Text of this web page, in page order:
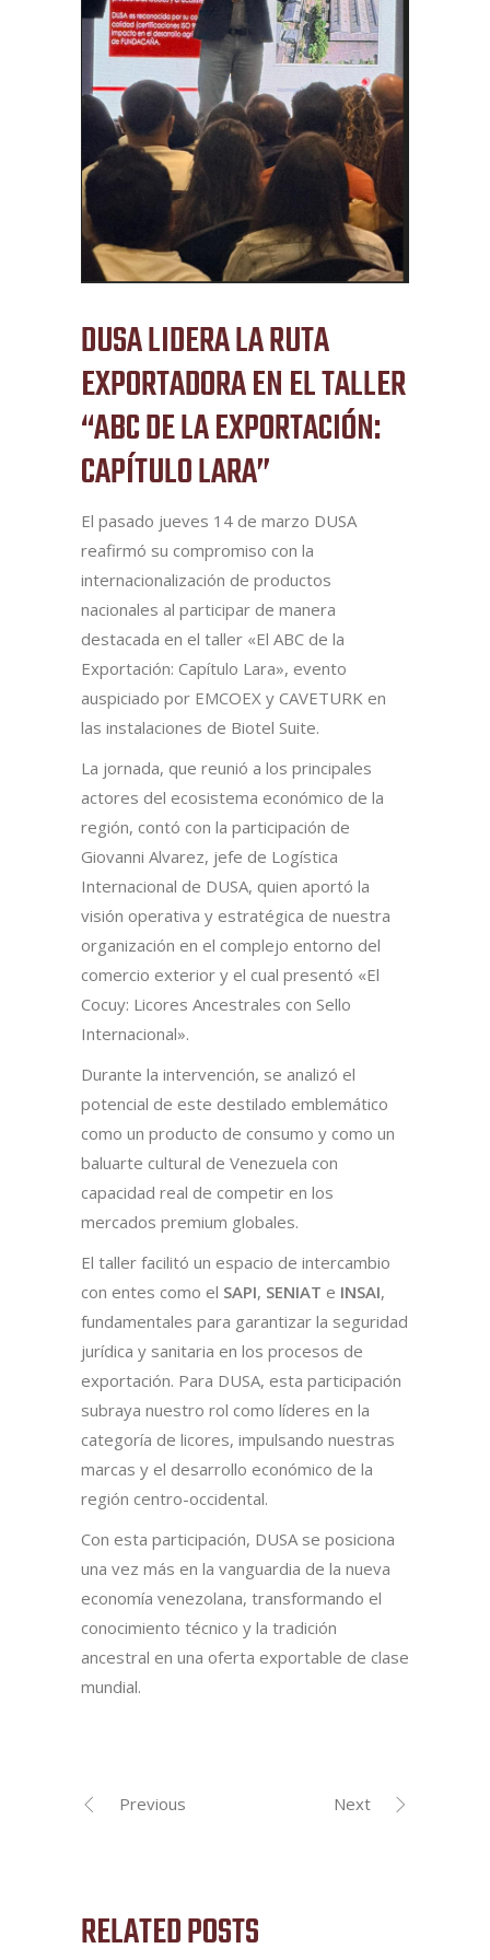
DUSA LIDERA LA RUTA
EXPORTADORA EN EL TALLER
“ABC DE LA EXPORTACIÓN:
CAPÍTULO LARA”
El pasado jueves 14 de marzo DUSA
reafirmó su compromiso con la
internacionalización de productos
nacionales al participar de manera
destacada en el taller «El ABC de la
Exportación: Capítulo Lara», evento
auspiciado por EMCOEX y CAVETURK en
las instalaciones de Biotel Suite.
La jornada, que reunió a los principales
actores del ecosistema económico de la
región, contó con la participación de
Giovanni Alvarez, jefe de Logística
Internacional de DUSA, quien aportó la
visión operativa y estratégica de nuestra
organización en el complejo entorno del
comercio exterior y el cual presentó «El
Cocuy: Licores Ancestrales con Sello
Internacional».
Durante la intervención, se analizó el
potencial de este destilado emblemático
como un producto de consumo y como un
baluarte cultural de Venezuela con
capacidad real de competir en los
mercados premium globales.
El taller facilitó un espacio de intercambio
con entes como el SAPI, SENIAT e INSAI,
fundamentales para garantizar la seguridad
jurídica y sanitaria en los procesos de
exportación. Para DUSA, esta participación
subraya nuestro rol como líderes en la
categoría de licores, impulsando nuestras
marcas y el desarrollo económico de la
región centro-occidental.
Con esta participación, DUSA se posiciona
una vez más en la vanguardia de la nueva
economía venezolana, transformando el
conocimiento técnico y la tradición
ancestral en una oferta exportable de clase
mundial.
Previous Next
RELATED POSTS